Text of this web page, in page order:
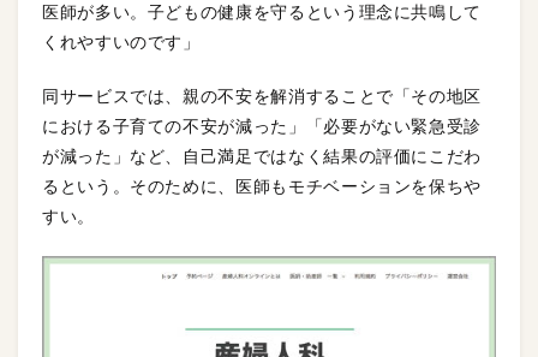
医師が多い。子どもの健康を守るという理念に共鳴して
くれやすいのです」
同サービスでは、親の不安を解消することで「その地区
における子育ての不安が減った」「必要がない緊急受診
が減った」など、自己満足ではなく結果の評価にこだわ
るという。そのために、医師もモチベーションを保ちや
すい。